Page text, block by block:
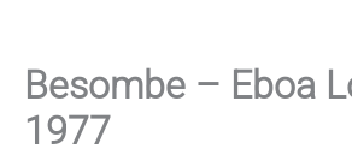
Besombe – Eboa
1977